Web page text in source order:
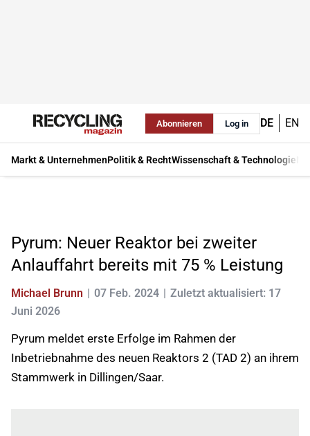
Abonnieren Log in DE EN
Markt & UnternehmenPolitik & RechtWissenschaft & Technologie
Pyrum: Neuer Reaktor bei zweiter
Anlauffahrt bereits mit 75 % Leistung
Michael Brunn 07 Feb. 2024
Zuletzt aktualisiert: 17
Juni 2026
Pyrum meldet erste Erfolge im Rahmen der
Inbetriebnahme des neuen Reaktors 2 (TAD 2) an ihrem
Stammwerk in Dillingen/Saar.